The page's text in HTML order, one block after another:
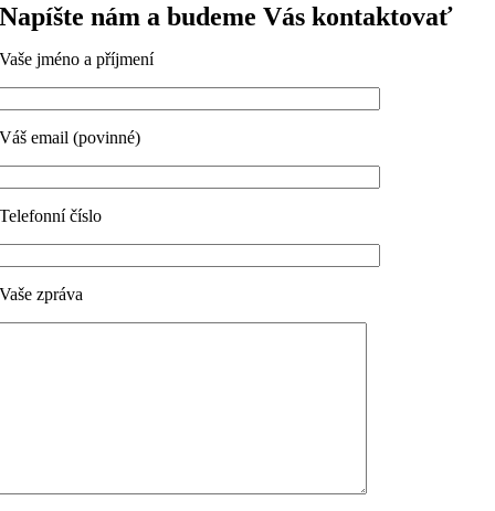
Napíšte nám a budeme Vás kontaktovať
Vaše jméno a příjmení
Váš email (povinné)
Telefonní číslo
Vaše zpráva